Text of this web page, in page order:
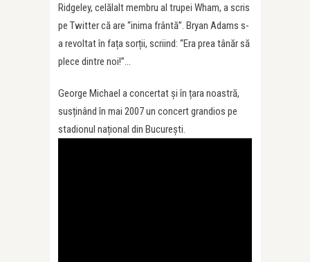
Ridgeley, celălalt membru al trupei Wham, a scris
pe Twitter că are “inima frântă”. Bryan Adams s-
a revoltat în fața sorții, scriind: “Era prea tânăr să
plece dintre noi!”…
George Michael a concertat și în țara noastră,
susținând în mai 2007 un concert grandios pe
stadionul național din București.